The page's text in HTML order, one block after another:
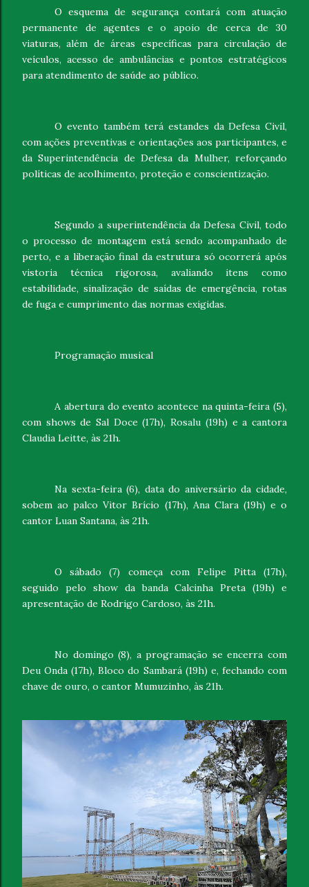
O esquema de segurança contará com atuação
permanente de agentes e o apoio de cerca de 30
viaturas, além de áreas específicas para circulação de
veículos, acesso de ambulâncias e pontos estratégicos
para atendimento de saúde ao público.
O evento também terá estandes da Defesa Civil,
com ações preventivas e orientações aos participantes, e
da Superintendência de Defesa da Mulher, reforçando
políticas de acolhimento, proteção e conscientização.
Segundo a superintendência da Defesa Civil, todo
o processo de montagem está sendo acompanhado de
perto, e a liberação final da estrutura só ocorrerá após
vistoria técnica rigorosa, avaliando itens como
estabilidade, sinalização de saídas de emergência, rotas
de fuga e cumprimento das normas exigidas.
Programação musical
A abertura do evento acontece na quinta-feira (5),
com shows de Sal Doce (17h), Rosalu (19h) e a cantora
Claudia Leitte, às 21h.
Na sexta-feira (6), data do aniversário da cidade,
sobem ao palco Vitor Brício (17h), Ana Clara (19h) e o
cantor Luan Santana, às 21h.
O sábado (7) começa com Felipe Pitta (17h),
seguido pelo show da banda Calcinha Preta (19h) e
apresentação de Rodrigo Cardoso, às 21h.
No domingo (8), a programação se encerra com
Deu Onda (17h), Bloco do Sambará (19h) e, fechando com
chave de ouro, o cantor Mumuzinho, às 21h.